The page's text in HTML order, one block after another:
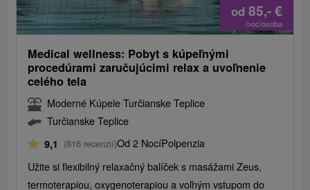
od 85,-€
/noc/osoba
Medical wellness: Pobyt s kúpeľnými
procedúrami zaručujúcimi relax a uvoľnenie
celého tela
Moderné Kúpele Turčianske Teplice
Turčianske Teplice
9,1 (816 recenzií)Od 2 NocíPolpenzia
Užite si flexibilný relaxačný balíček s masážami Zeus,
termoterapiou, oxygenoterapiou a voľným vstupom do